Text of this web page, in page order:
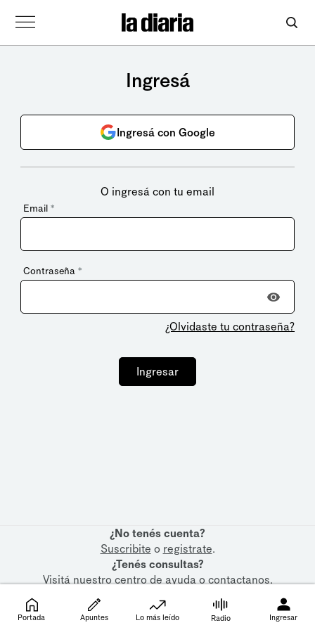
Ingresá
Ingresá con Google
O ingresá con tu email
Email *
Contraseña *
¿Olvidaste tu contraseña?
Ingresar
¿No tenés cuenta?
Suscribite o registrate.
¿Tenés consultas?
Visitá nuestrocentro de ayudaocontactanos.
Portada Apuntes Lo más leído Radio Ingresar